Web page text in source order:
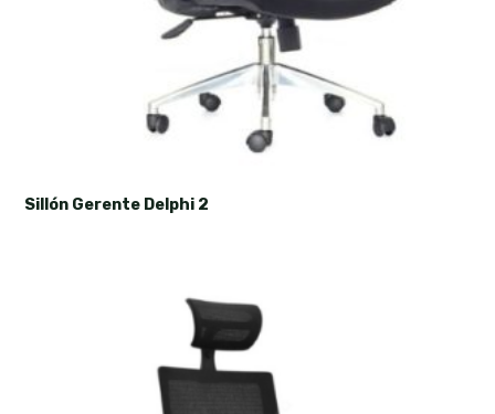
Sillón Gerente Delphi 2